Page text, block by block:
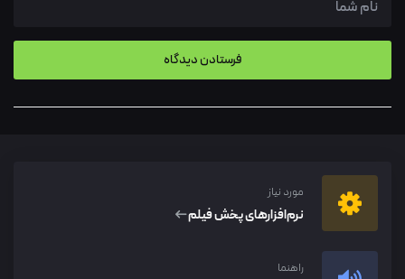
مورد نیاز
نرم‌افزار‌های پخش فیلم
راهنما